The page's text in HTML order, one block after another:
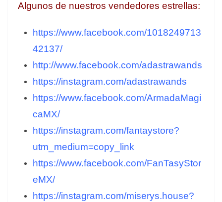
Algunos de nuestros vendedores estrellas:
https://www.facebook.com/1018249713
42137/
http://www.facebook.com/adastrawands
https://instagram.com/adastrawands
https://www.facebook.com/ArmadaMagi
caMX/
https://instagram.com/fantaystore?
utm_medium=copy_link
https://www.facebook.com/FanTasyStor
eMX/
https://instagram.com/miserys.house?